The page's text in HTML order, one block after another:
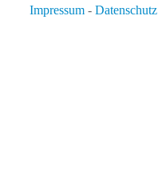
Impressum - Datenschutz